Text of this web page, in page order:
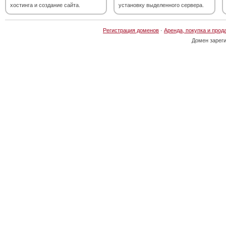
хостинга и создание сайта.
установку выделенного сервера.
Регистрация доменов · Аренда, покупка и
Домен